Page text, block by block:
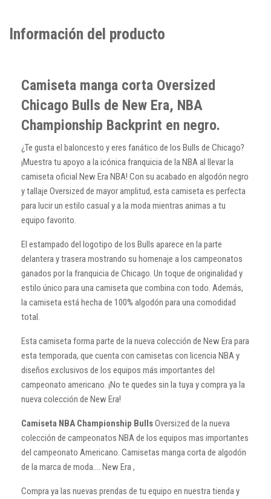
Información del producto
Camiseta manga corta Oversized
Chicago Bulls de New Era, NBA
Championship Backprint en negro.
¿Te gusta el baloncesto y eres fanático de los Bulls de Chicago?
¡Muestra tu apoyo a la icónica franquicia de la NBA al llevar la
camiseta oficial New Era NBA! Con su acabado en algodón negro
y tallaje Oversized de mayor amplitud, esta camiseta es perfecta
para lucir un estilo casual y a la moda mientras animas a tu
equipo favorito.
El estampado del logotipo de los Bulls aparece en la parte
delantera y trasera mostrando su homenaje a los campeonatos
ganados por la franquicia de Chicago. Un toque de originalidad y
estilo único para una camiseta que combina con todo. Además,
la camiseta está hecha de 100% algodón para una comodidad
total.
Esta camiseta forma parte de la nueva colección de New Era para
esta temporada, que cuenta con camisetas con licencia NBA y
diseños exclusivos de los equipos más importantes del
campeonato americano. ¡No te quedes sin la tuya y compra ya la
nueva colección de New Era!
Camiseta NBA Championship BullsOversized de la nueva
colección de campeonatos NBA de los equipos mas importantes
del campeonato Americano. Camisetas manga corta de algodón
de la marca de moda.... New Era ,
Compra ya las nuevas prendas de tu equipo en nuestra tienda y